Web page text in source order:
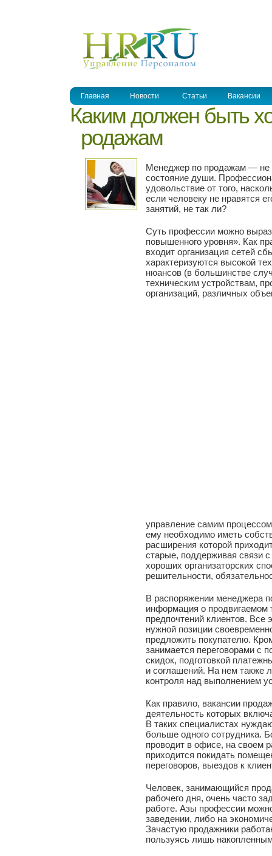
Главная Новости Статьи Вакансии
Каким должен быть
продажам
Менеджер по продажам — не
состояние души.
удовольствие от того,
если человеку не нравятся
занятий, не так ли?
Суть профессии можно
повышенного уровня». Как
входит организация сетей
характеризуются высокой
нюансов (в большинстве
техническим устройствам,
организаций, различных
управление самим
ему необходимо иметь
расширения которой
старые, поддерживая связи
хороших организаторских
решительности,
В распоряжении менеджера
информация о продвигаемом
предпочтений клиентов. Все
нужной позиции
предложить покупателю.
занимается переговорами с
скидок, подготовкой
и соглашений. На нем также
контроля над выполнением
Как правило, вакансии
деятельность которых
В таких специалистах
больше одного сотрудника.
проводит в офисе, на своем
приходится покидать
переговоров, выездов к
Человек, занимающийся
рабочего дня, очень часто
работе. Азы профессии
заведении, либо на
Зачастую продажники
пользуясь лишь